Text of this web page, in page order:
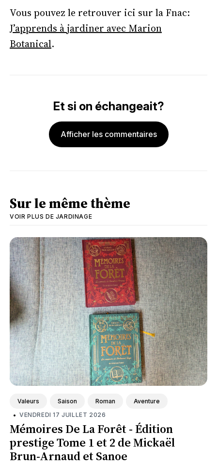
Vous pouvez le retrouver ici sur la Fnac:
J’apprends à jardiner avec Marion
Botanical.
Et si on échangeait?
Afficher les commentaires
Sur le même thème
VOIR PLUS DE JARDINAGE
Valeurs Saison Roman Aventure
• VENDREDI 17 JUILLET 2026
Mémoires De La Forêt - Édition
prestige Tome 1 et 2 de Mickaël
Brun-Arnaud et Sanoe